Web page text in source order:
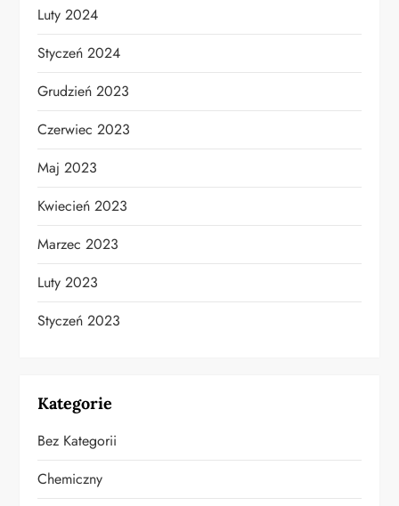
Luty 2024
Styczeń 2024
Grudzień 2023
Czerwiec 2023
Maj 2023
Kwiecień 2023
Marzec 2023
Luty 2023
Styczeń 2023
Kategorie
Bez Kategorii
Chemiczny